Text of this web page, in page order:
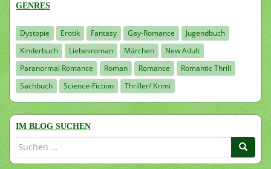
GENRES
Dystopie Erotik Fantasy Gay-Romance
Jugendbuch
Kinderbuch
Liebesroman Märchen
New Adult
Paranormal Romance
Roman Romance
Romantic Thrill
Sachbuch
Science-Fiction Thriller/ Krimi
IM BLOG SUCHEN
Suchen